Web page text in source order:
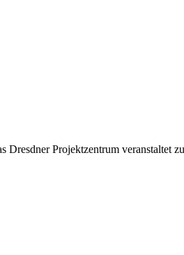
Projektzentrum veranstaltet